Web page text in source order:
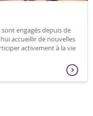
engagés depuis de
accueillir de nouvelles
activement à la vie